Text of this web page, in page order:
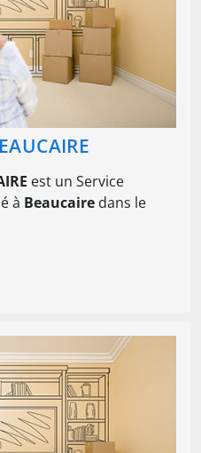
est un Service
à Beaucaire dans le